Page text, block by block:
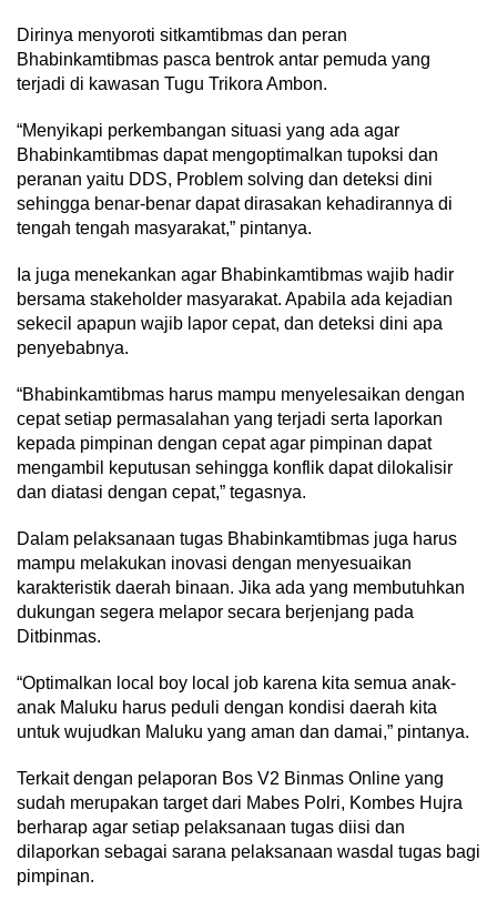
Dirinya menyoroti sitkamtibmas dan peran
Bhabinkamtibmas pasca bentrok antar pemuda yang
terjadi di kawasan Tugu Trikora Ambon.
“Menyikapi perkembangan situasi yang ada agar
Bhabinkamtibmas dapat mengoptimalkan tupoksi dan
peranan yaitu DDS, Problem solving dan deteksi dini
sehingga benar-benar dapat dirasakan kehadirannya di
tengah tengah masyarakat,” pintanya.
Ia juga menekankan agar Bhabinkamtibmas wajib hadir
bersama stakeholder masyarakat. Apabila ada kejadian
sekecil apapun wajib lapor cepat, dan deteksi dini apa
penyebabnya.
“Bhabinkamtibmas harus mampu menyelesaikan dengan
cepat setiap permasalahan yang terjadi serta laporkan
kepada pimpinan dengan cepat agar pimpinan dapat
mengambil keputusan sehingga konflik dapat dilokalisir
dan diatasi dengan cepat,” tegasnya.
Dalam pelaksanaan tugas Bhabinkamtibmas juga harus
mampu melakukan inovasi dengan menyesuaikan
karakteristik daerah binaan. Jika ada yang membutuhkan
dukungan segera melapor secara berjenjang pada
Ditbinmas.
“Optimalkan local boy local job karena kita semua anak-
anak Maluku harus peduli dengan kondisi daerah kita
untuk wujudkan Maluku yang aman dan damai,” pintanya.
Terkait dengan pelaporan Bos V2 Binmas Online yang
sudah merupakan target dari Mabes Polri, Kombes Hujra
berharap agar setiap pelaksanaan tugas diisi dan
dilaporkan sebagai sarana pelaksanaan wasdal tugas bagi
pimpinan.